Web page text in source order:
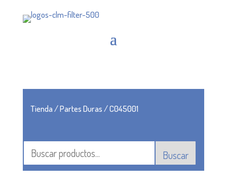
Tienda/Partes Duras/ C045001
Buscar